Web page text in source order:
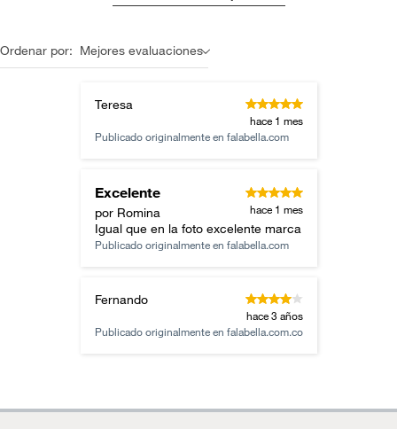
Ordenar por: Mejores evaluaciones
Teresa
hace 1 mes
Publicado originalmente en falabella.com
Excelente
por Romina hace 1 mes
Igual que en la foto excelente marca
Publicado originalmente en falabella.com
Fernando
hace 3 años
Publicado originalmente en falabella.com.co